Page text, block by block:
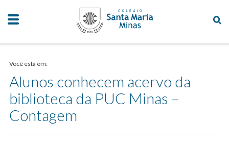
Você está em:
Alunos conhecem acervo da
biblioteca da PUC Minas –
Contagem